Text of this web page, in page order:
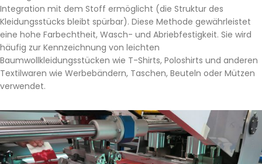
Integration mit dem Stoff ermöglicht (die Struktur des
Kleidungsstücks bleibt spürbar). Diese Methode gewährleistet
eine hohe Farbechtheit, Wasch- und Abriebfestigkeit. Sie wird
häufig zur Kennzeichnung von leichten
Baumwollkleidungsstücken wie T-Shirts, Poloshirts und anderen
Textilwaren wie Werbebändern, Taschen, Beuteln oder Mützen
verwendet.